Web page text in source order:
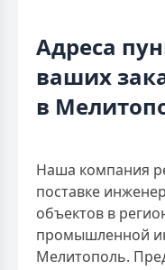
Адреса
ваших
в
Наша компания
поставке
объектов в
промышленной
Мелитополь.